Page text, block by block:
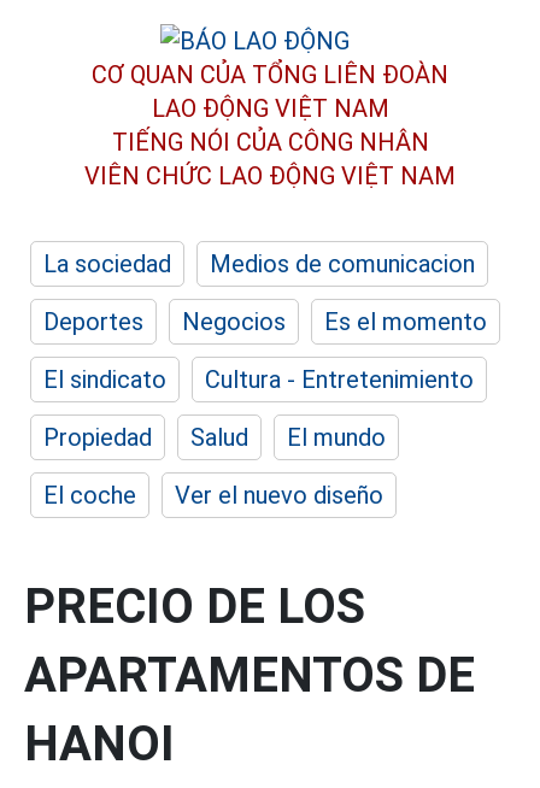
CƠ QUAN CỦA TỔNG LIÊN ĐOÀN
LAO ĐỘNG VIỆT NAM
TIẾNG NÓI CỦA CÔNG NHÂN
VIÊN CHỨC LAO ĐỘNG VIỆT NAM
La sociedad
Medios de comunicacion
Deportes
Negocios
Es el momento
El sindicato
Cultura - Entretenimiento
Propiedad
Salud
El mundo
El coche
Ver el nuevo diseño
PRECIO DE LOS
APARTAMENTOS DE
HANOI